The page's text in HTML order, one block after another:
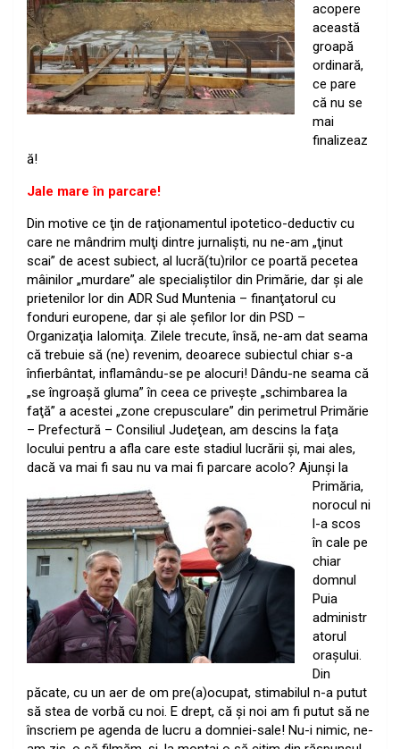
acopere
această
groapă
ordinară,
ce pare
că nu se
mai
finalizeaz
ă!
Jale mare în parcare!
Din motive ce ţin de raţionamentul ipotetico-deductiv cu
care ne mândrim mulţi dintre jurnalişti, nu ne-am „ţinut
scai” de acest subiect, al lucră(tu)rilor ce poartă pecetea
mâinilor „murdare” ale specialiştilor din Primărie, dar şi ale
prietenilor lor din ADR Sud Muntenia – finanţatorul cu
fonduri europene, dar şi ale şefilor lor din PSD –
Organizaţia Ialomiţa. Zilele trecute, însă, ne-am dat seama
că trebuie să (ne) revenim, deoarece subiectul chiar s-a
înfierbântat, inflamându-se pe alocuri! Dându-ne seama că
„se îngroaşă gluma” în ceea ce priveşte „schimbarea la
faţă” a acestei „zone crepusculare” din perimetrul Primărie
– Prefectură – Consiliul Judeţean, am descins la faţa
locului pentru a afla care este stadiul lucrării şi, mai ales,
dacă va mai fi sau nu va mai fi parcare acolo? Ajunşi la
Primăria,
norocul ni
l-a scos
în cale pe
chiar
domnul
Puia
administr
atorul
oraşului.
Din
păcate, cu un aer de om pre(a)ocupat, stimabilul n-a putut
să stea de vorbă cu noi. E drept, că şi noi am fi putut să ne
înscriem pe agenda de lucru a domniei-sale! Nu-i nimic, ne-